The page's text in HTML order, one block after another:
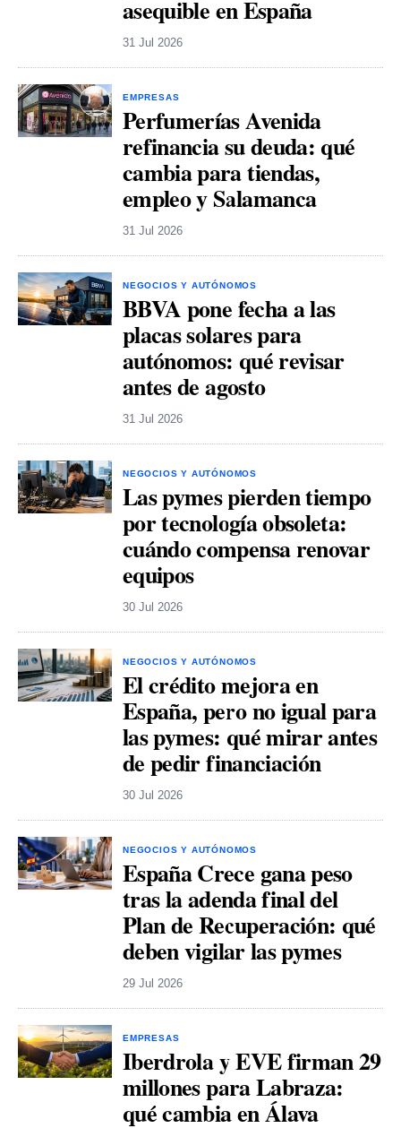
asequible en España
31 Jul 2026
EMPRESAS
Perfumerías Avenida
refinancia su deuda: qué
cambia para tiendas,
empleo y Salamanca
31 Jul 2026
NEGOCIOS Y AUTÓNOMOS
BBVA pone fecha a las
placas solares para
autónomos: qué revisar
antes de agosto
31 Jul 2026
NEGOCIOS Y AUTÓNOMOS
Las pymes pierden tiempo
por tecnología obsoleta:
cuándo compensa renovar
equipos
30 Jul 2026
NEGOCIOS Y AUTÓNOMOS
El crédito mejora en
España, pero no igual para
las pymes: qué mirar antes
de pedir financiación
30 Jul 2026
NEGOCIOS Y AUTÓNOMOS
España Crece gana peso
tras la adenda final del
Plan de Recuperación: qué
deben vigilar las pymes
29 Jul 2026
EMPRESAS
Iberdrola y EVE firman 29
millones para Labraza:
qué cambia en Álava